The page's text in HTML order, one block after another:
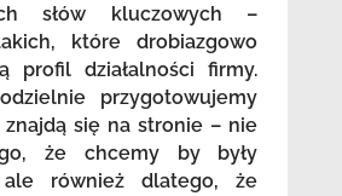
słów kluczowych –
które drobiazgowo
profil działalności firmy.
przygotowujemy
się na stronie – nie
że chcemy by były
ale również dlatego, że